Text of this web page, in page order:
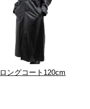
ロングコート120cm